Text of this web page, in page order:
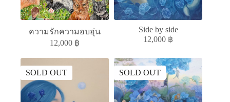
ความรักความอบอุ่น
12,000 ฿
Side by side
12,000 ฿
SOLD OUT SOLD OUT